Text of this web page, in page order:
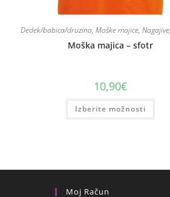
Dedek/babica/druzina,Moške majice,Nagajive
Moška majica – sfotr
10,90€
Izberite možnosti
Moj Račun